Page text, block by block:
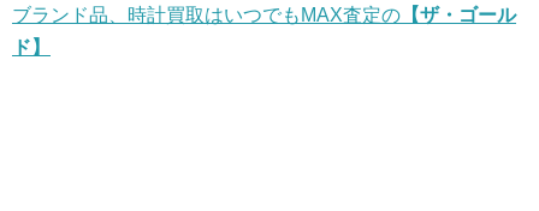
ブランド品、時計買取はいつでもMAX査定の 【ザ・ゴール
ド】